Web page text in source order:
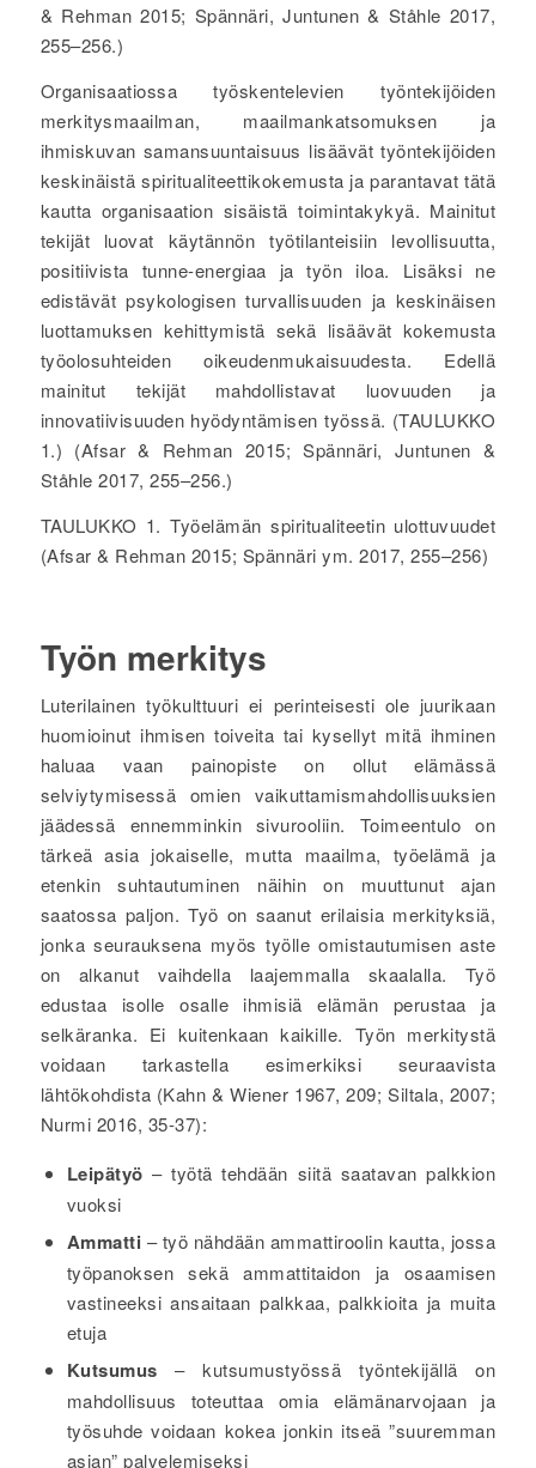
& Rehman 2015; Spännäri, Juntunen & Ståhle 2017,
255–256.)
Organisaatiossa työskentelevien työntekijöiden
merkitysmaailman, maailmankatsomuksen ja
ihmiskuvan samansuuntaisuus lisäävät työntekijöiden
keskinäistä spiritualiteettikokemusta ja parantavat tätä
kautta organisaation sisäistä toimintakykyä. Mainitut
tekijät luovat käytännön työtilanteisiin levollisuutta,
positiivista tunne-energiaa ja työn iloa. Lisäksi ne
edistävät psykologisen turvallisuuden ja keskinäisen
luottamuksen kehittymistä sekä lisäävät kokemusta
työolosuhteiden oikeudenmukaisuudesta. Edellä
mainitut tekijät mahdollistavat luovuuden ja
innovatiivisuuden hyödyntämisen työssä. (TAULUKKO
1.) (Afsar & Rehman 2015; Spännäri, Juntunen &
Ståhle 2017, 255–256.)
TAULUKKO 1. Työelämän spiritualiteetin ulottuvuudet
(Afsar & Rehman 2015; Spännäri ym. 2017, 255–256)
Työn merkitys
Luterilainen työkulttuuri ei perinteisesti ole juurikaan
huomioinut ihmisen toiveita tai kysellyt mitä ihminen
haluaa vaan painopiste on ollut elämässä
selviytymisessä omien vaikuttamismahdollisuuksien
jäädessä ennemminkin sivurooliin. Toimeentulo on
tärkeä asia jokaiselle, mutta maailma, työelämä ja
etenkin suhtautuminen näihin on muuttunut ajan
saatossa paljon. Työ on saanut erilaisia merkityksiä,
jonka seurauksena myös työlle omistautumisen aste
on alkanut vaihdella laajemmalla skaalalla. Työ
edustaa isolle osalle ihmisiä elämän perustaa ja
selkäranka. Ei kuitenkaan kaikille. Työn merkitystä
voidaan tarkastella esimerkiksi seuraavista
lähtökohdista (Kahn & Wiener 1967, 209; Siltala, 2007;
Nurmi 2016, 35-37):
Leipätyö – työtä tehdään siitä saatavan palkkion
vuoksi
Ammatti – työ nähdään ammattiroolin kautta, jossa
työpanoksen sekä ammattitaidon ja osaamisen
vastineeksi ansaitaan palkkaa, palkkioita ja muita
etuja
Kutsumus – kutsumustyössä työntekijällä on
mahdollisuus toteuttaa omia elämänarvojaan ja
työsuhde voidaan kokea jonkin itseä ”suuremman
asian” palvelemiseksi